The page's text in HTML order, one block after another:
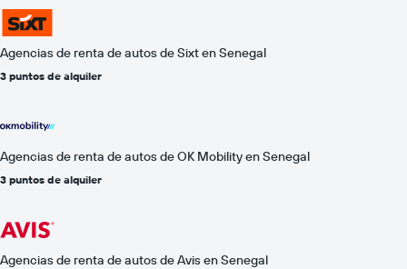
Agencias de renta de autos de Sixt en Senegal
3 puntos de alquiler
Agencias de renta de autos de OK Mobility en Senegal
3 puntos de alquiler
Agencias de renta de autos de Avis en Senegal